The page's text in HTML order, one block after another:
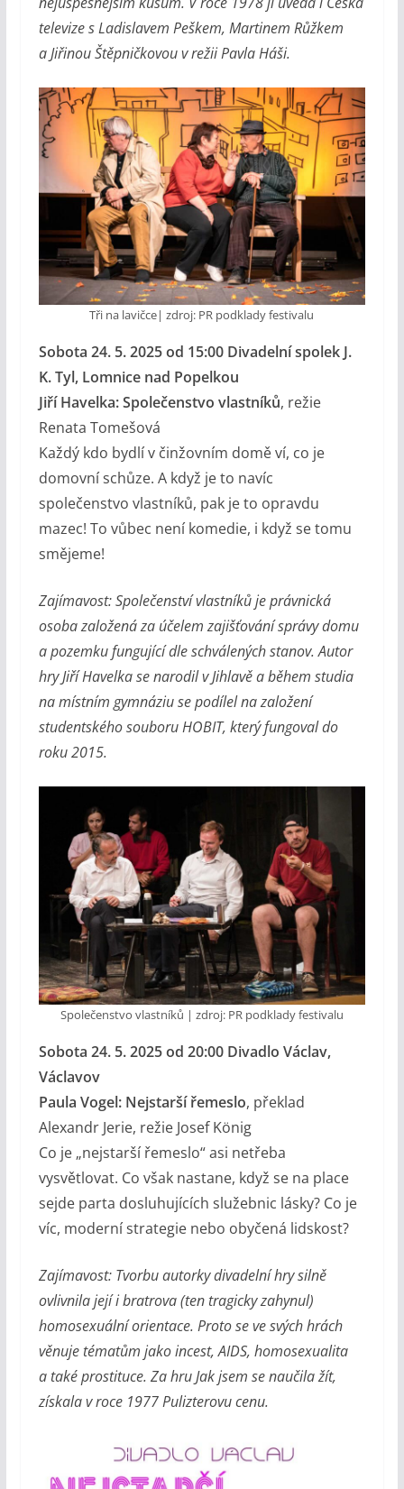
televize s Ladislavem Peškem, Martinem Růžkem
a Jiřinou Štěpničkovou v režii Pavla Háši.
Tři na lavičce| zdroj: PR podklady festivalu
Sobota 24. 5. 2025 od 15:00 Divadelní spolek J.
K. Tyl, Lomnice nad Popelkou
Jiří Havelka: Společenstvo vlastníků, režie
Renata Tomešová
Každý kdo bydlí v činžovním domě ví, co je
domovní schůze. A když je to navíc
společenstvo vlastníků, pak je to opravdu
mazec! To vůbec není komedie, i když se tomu
smějeme!
Zajímavost: Společenství vlastníků je právnická
osoba založená za účelem zajišťování správy domu
a pozemku fungující dle schválených stanov. Autor
hry Jiří Havelka se narodil v Jihlavě a během studia
na místním gymnáziu se podílel na založení
studentského souboru HOBIT, který fungoval do
roku 2015.
Společenstvo vlastníků | zdroj: PR podklady festivalu
Sobota 24. 5. 2025 od 20:00 Divadlo Václav,
Václavov
Paula Vogel: Nejstarší řemeslo, překlad
Alexandr Jerie, režie Josef König
Co je „nejstarší řemeslo“ asi netřeba
vysvětlovat. Co však nastane, když se na place
sejde parta dosluhujících služebnic lásky? Co je
víc, moderní strategie nebo obyčená lidskost?
Zajímavost: Tvorbu autorky divadelní hry silně
ovlivnila její i bratrova (ten tragicky zahynul)
homosexuální orientace. Proto se ve svých hrách
věnuje tématům jako incest, AIDS, homosexualita
a také prostituce. Za hru Jak jsem se naučila žít,
získala v roce 1977 Pulizterovu cenu.